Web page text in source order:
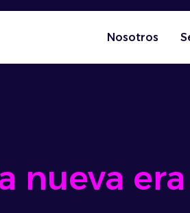
Nosotros
nueva